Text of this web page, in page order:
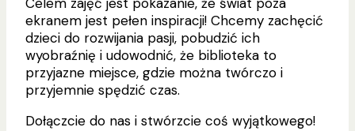
ekranem jest pełen inspiracji! Chcemy zachęcić
dzieci do rozwijania pasji, pobudzić ich
wyobraźnię i udowodnić, że biblioteka to
przyjazne miejsce, gdzie można twórczo i
przyjemnie spędzić czas.
Dołączcie do nas i stwórzcie coś wyjątkowego!